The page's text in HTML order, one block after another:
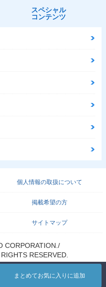
まとめてお気に入りに追加
スペシャル
コンテンツ
個人情報の取扱について
掲載希望の方
サイトマップ
CORPORATION./
RESERVED.